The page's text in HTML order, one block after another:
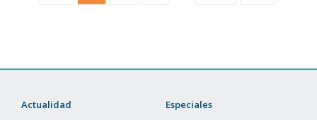
Actualidad Especiales